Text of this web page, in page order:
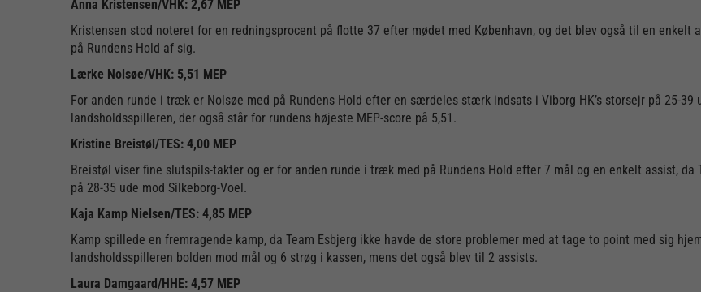
Anna Kristensen/VHK: 2,67 MEP
Kristensen stod noteret for en redningsprocent på flotte 37 efter mødet med København, og det blev også til en enkelt
på Rundens Hold af sig.
Lærke Nolsøe/VHK: 5,51 MEP
For anden runde i træk er Nolsøe med på Rundens Hold efter en særdeles stærk indsats i Viborg HK’s storsejr på 25-
landsholdsspilleren, der også står for rundens højeste MEP-score på 5,51.
Kristine Breistøl/TES: 4,00 MEP
Breistøl viser fine slutspils-takter og er for anden runde i træk med på Rundens Hold efter 7 mål og en enkelt assist,
på 28-35 ude mod Silkeborg-Voel.
Kaja Kamp Nielsen/TES: 4,85 MEP
Kamp spillede en fremragende kamp, da Team Esbjerg ikke havde de store problemer med at tage to point med sig
landsholdsspilleren bolden mod mål og 6 strøg i kassen, mens det også blev til 2 assists.
Laura Damgaard/HHE: 4,57 MEP